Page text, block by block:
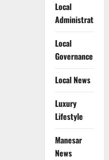
Local
Administration
Local
Governance
Local News
Luxury
Lifestyle
Manesar
News